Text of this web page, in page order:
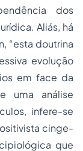
dos
Aliás, há
“esta doutrina
evolução
em face da
uma análise
infere-se
cinge-
que